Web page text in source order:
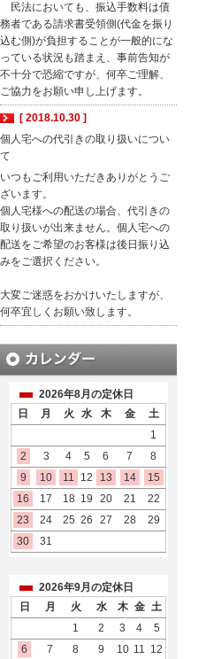
民法においても、振込手数料は債
務者である請求書受領側(代金を振り
込む側)が負担することが一般的にな
っている状況も踏まえ、事前告知が
不十分で恐縮ですが、何卒ご理解、
ご協力をお願い申し上げます。
[ 2018.10.30 ]
個人宅への代引きの取り扱いについ
て
いつもご利用いただきありがとうご
ざいます。
個人宅様への配送の場合、代引きの
取り扱いが出来ません。個人宅への
配送をご希望のお客様は後日振り込
みをご選択ください。
大変ご迷惑をおかけいたしますが、
何卒宜しくお願い致します。
2026年8月の定休日
日
月 火 水 木 金
土
1
2
3 4 5 6 7
8
9
10 11 12 13 14
15
16
17 18 19 20 21
22
23
24 25 26 27 28
29
30
31
2026年9月の定休日
日
月 火 水 木 金 土
1
2 3 4
5
6
7 8 9 10 11 12